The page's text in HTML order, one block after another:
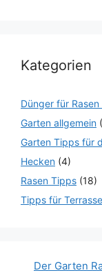
Kategorien
Dünger für
Garten allgemein
Garten Tipps für
Hecken (4)
Rasen Tipps (18)
Tipps für
Der Garten